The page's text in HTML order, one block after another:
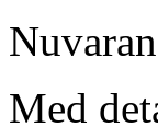
Med